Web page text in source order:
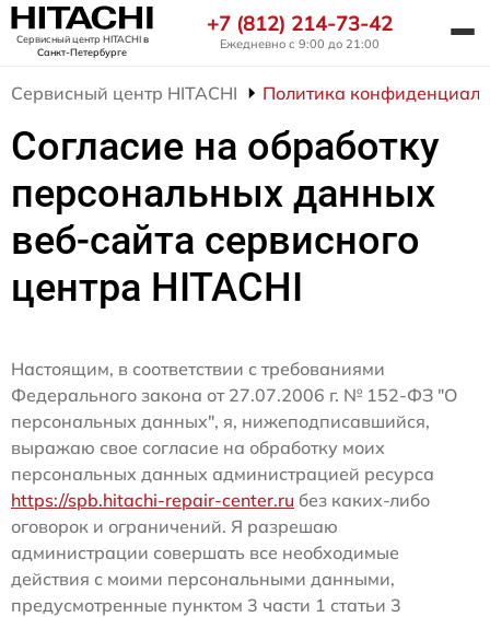
Сервисный центр HITACHIв
Санкт-Петербурге
+7 (812) 214-73-42
Ежедневно с 9:00 до 21:00
Сервисный центр HITACHI Политика
Согласие на обработку
персональных данных
веб-сайта сервисного
центра HITACHI
Настоящим, в соответствии с требованиями
Федерального закона от 27.07.2006 г. № 152-ФЗ "О
персональных данных", я, нижеподписавшийся,
выражаю свое согласие на обработку моих
персональных данных администрацией ресурса
https://spb.hitachi-repair-center.ru без каких-либо
оговорок и ограничений. Я разрешаю
администрации совершать все необходимые
действия с моими персональными данными,
предусмотренные пунктом 3 части 1 статьи 3